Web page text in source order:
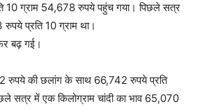
10 ग्राम 54,678 रुपये पहुंच गया। पिछले सत्र
प्रति 10 ग्राम था।
बढ़ गई।
रुपये की छलांग के साथ 66,742 रुपये प्रति
सत्र में एक किलोग्राम चांदी का भाव 65,070